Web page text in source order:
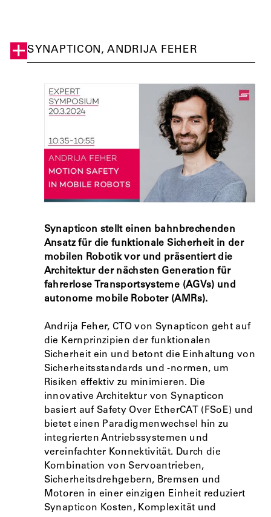
SYNAPTICON, ANDRIJA FEHER
Synapticon stellt einen bahnbrechenden
Ansatz für die funktionale Sicherheit in der
mobilen Robotik vor und präsentiert die
Architektur der nächsten Generation für
fahrerlose Transportsysteme (AGVs) und
autonome mobile Roboter (AMRs).
Andrija Feher, CTO von Synapticon geht auf
die Kernprinzipien der funktionalen
Sicherheit ein und betont die Einhaltung von
Sicherheitsstandards und -normen, um
Risiken effektiv zu minimieren. Die
innovative Architektur von Synapticon
basiert auf Safety Over EtherCAT (FSoE) und
bietet einen Paradigmenwechsel hin zu
integrierten Antriebssystemen und
vereinfachter Konnektivität. Durch die
Kombination von Servoantrieben,
Sicherheitsdrehgebern, Bremsen und
Motoren in einer einzigen Einheit reduziert
Synapticon Kosten, Komplexität und